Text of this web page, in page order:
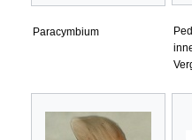
Paracymbium